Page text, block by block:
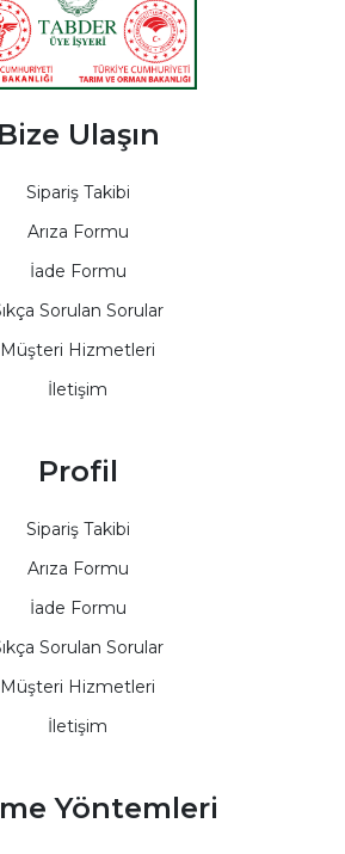
Bize Ulaşın
Sipariş Takibi
Arıza Formu
İade Formu
Sorulan Sorular
Müşteri Hizmetleri
İletişim
Profil
Sipariş Takibi
Arıza Formu
İade Formu
Sorulan Sorular
Müşteri Hizmetleri
İletişim
Yöntemleri